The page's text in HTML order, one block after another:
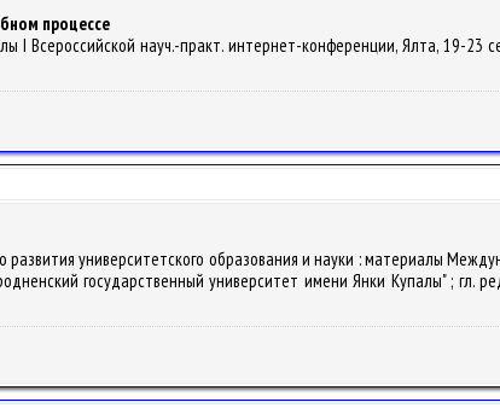
процессе
Всероссийской науч.-практ. интернет-конференции, Ялта, 19-23
университетского образования и науки : материалы
государственный университет имени Янки Купалы" ; гл.